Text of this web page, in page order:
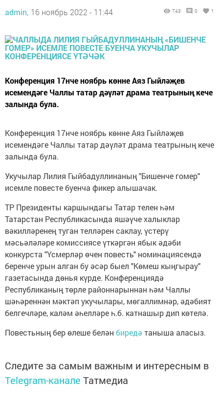
admin, 16 ноябрь 2022 - 11:44 743 0 1
Конференция 17нче ноябрь көнне Аяз Гыйләҗев
исемендәге Чаллы татар дәүләт драма театрының кече
залында була.
Конференция 17нче ноябрь көнне Аяз Гыйләҗев
исемендәге Чаллы татар дәүләт драма театрының кече
залында була.
Укучылар Лилия Гыйбадуллинаның "Бишенче гомер"
исемле повесте буенча фикер алышачак.
ТР Президенты каршындагы Татар телен һәм
Татарстан Республикасында яшәүче халыклар
вәкилләренең туган телләрен саклау, үстерү
мәсьәләләре комиссиясе үткәргән ябык әдәби
конкурста "Үсмерләр өчен повесть" номинациясендә
беренче урын алган бу әсәр быел "Көмеш кыңгырау"
газетасында дөнья күрде. Конференциядә
Республиканың төрле районнарыннан һәм Чаллы
шәһәреннән мәктәп укучылары, мөгаллимнәр, әдәбият
белгечләре, каләм әһелләре һ.б. катнашыр дип көтелә.
Повестьның бер өлеше белән биредә таныша аласыз.
Следите за самым важным и интересным в
Telegram-канале Татмедиа